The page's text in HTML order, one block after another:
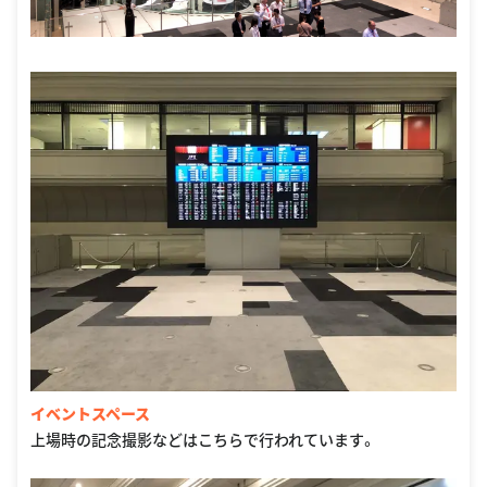
イベントスペース
上場時の記念撮影などはこちらで行われています。